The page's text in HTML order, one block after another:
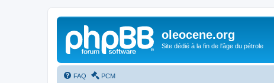
oleocene.org
Site dédié à la fin de l'âge du pétrole
FAQ PCM